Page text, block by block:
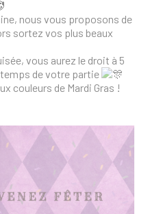
nous vous proposons de
sortez vos plus beaux
vous aurez le droit à 5
de votre partie
couleurs de Mardi Gras !